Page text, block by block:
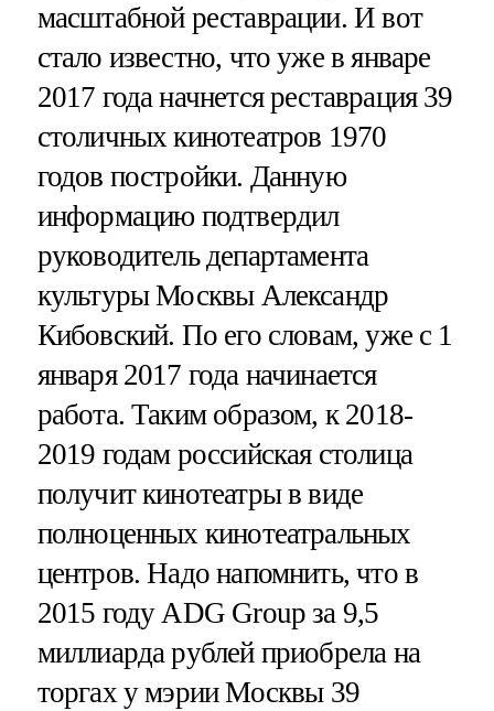
масштабной реставрации. И вот
стало известно, что уже в январе
2017 года начнется реставрация 39
столичных кинотеатров 1970
годов постройки. Данную
информацию подтвердил
руководитель департамента
культуры Москвы Александр
Кибовский. По его словам, уже с 1
января 2017 года начинается
работа. Таким образом, к 2018-
2019 годам российская столица
получит кинотеатры в виде
полноценных кинотеатральных
центров. Надо напомнить, что в
2015 году ADG Group за 9,5
миллиарда рублей приобрела на
торгах у мэрии Москвы 39